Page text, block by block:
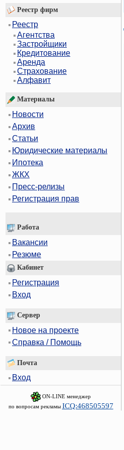
Реестр фирм
Реестр
Агентства
Застройщики
Кредитование
Аренда
Страхование
Алфавит
Материалы
Новости
Архив
Статьи
Юридические материалы
Ипотека
ЖКХ
Пресс-релизы
Регистрация прав
Работа
Вакансии
Резюме
Кабинет
Регистрация
Вход
Сервер
Новое на проекте
Справка / Помощь
Почта
Вход
ON-LINE менеджер
по вопросам рекламы ICQ:468505597